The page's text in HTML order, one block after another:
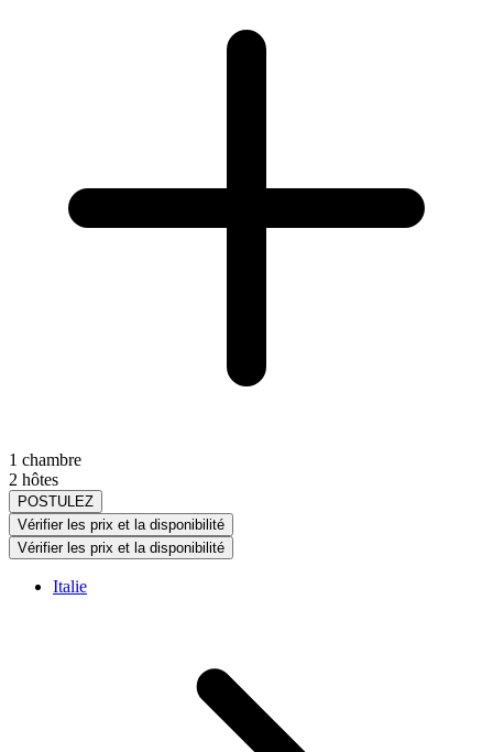
1 chambre
2 hôtes
POSTULEZ
Vérifier les prix et la disponibilité
Vérifier les prix et la disponibilité
Italie